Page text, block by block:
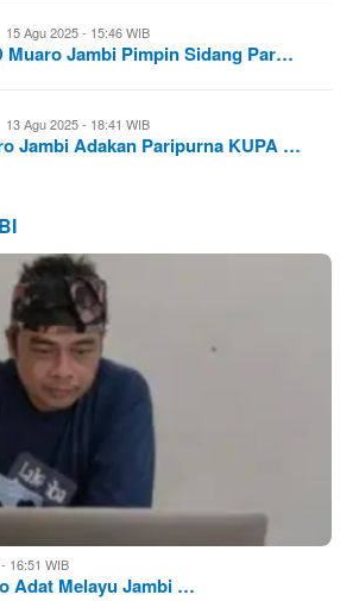
15 Agu 2025 - 15:46 WIB
Muaro Jambi Pimpin Sidang Par…
13 Agu 2025 - 18:41 WIB
Jambi Adakan Paripurna KUPA …
16:51 WIB
Adat Melayu Jambi …